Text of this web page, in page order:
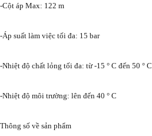
-Cột áp Max: 122 m
-Áp suất làm việc tối đa: 15 bar
-Nhiệt độ chất lỏng tối đa: từ -15 ° C đến 50 ° C
-Nhiệt độ môi trường: lên đến 40 ° C
Thông số về sản phẩm